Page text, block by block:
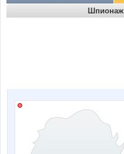
Шпионаж